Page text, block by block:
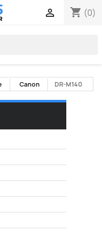
shopping_cart (0)

Canon DR-M140